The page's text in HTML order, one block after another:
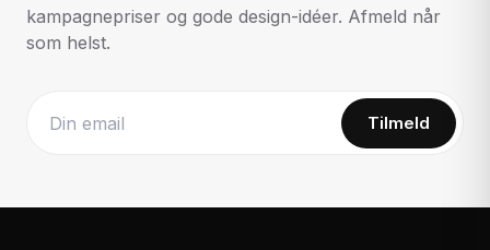
kampagnepriser og gode design-idéer. Afmeld når
som helst.
Tilmeld